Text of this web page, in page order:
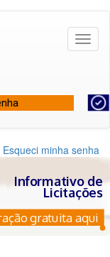
Esqueci minha senha
Informativo de
Licitações
gratuita aqui